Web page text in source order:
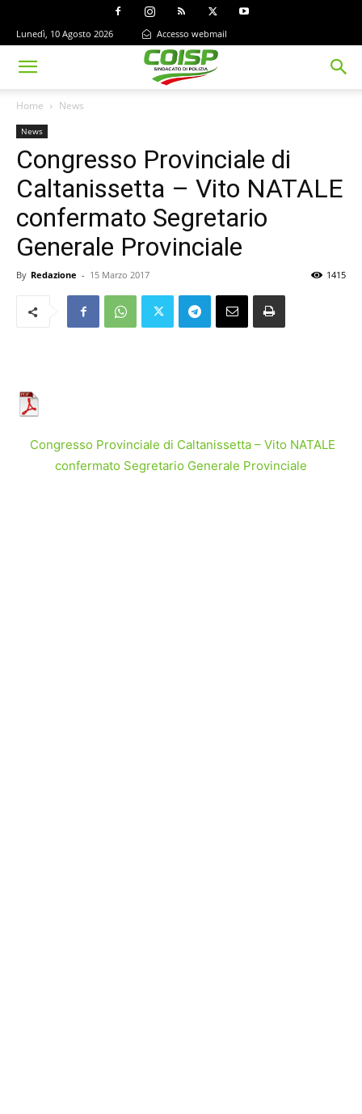
Lunedì, 10 Agosto 2026 Accesso webmail
Home News
News
Congresso Provinciale di
Caltanissetta – Vito NATALE
confermato Segretario
Generale Provinciale
By Redazione - 15 Marzo 2017 1415
Congresso Provinciale di Caltanissetta – Vito NATALE
confermato Segretario Generale Provinciale